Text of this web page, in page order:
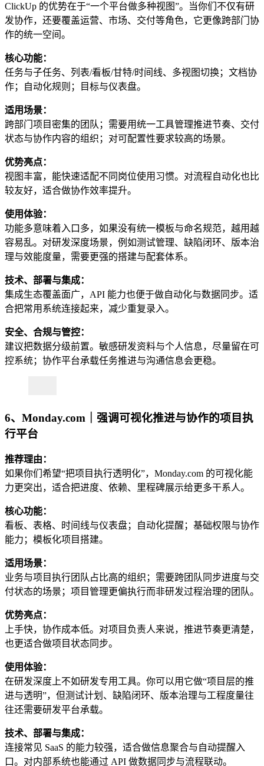
ClickUp 的优势在于“一个平台做多种视图”。当你们不仅有研
发协作，还要覆盖运营、市场、交付等角色，它更像跨部门协
作的统一空间。
核心功能：
任务与子任务、列表/看板/甘特/时间线、多视图切换；文档协
作；自动化规则；目标与仪表盘。
适用场景：
跨部门项目密集的团队；需要用统一工具管理推进节奏、交付
状态与协作内容的组织；对可配置性要求较高的场景。
优势亮点：
视图丰富，能快速适配不同岗位使用习惯。对流程自动化也比
较友好，适合做协作效率提升。
使用体验：
功能多意味着入口多，如果没有统一模板与命名规范，越用越
容易乱。对研发深度场景，例如测试管理、缺陷闭环、版本治
理与效能度量，需要更强的搭建与配套体系。
技术、部署与集成：
集成生态覆盖面广，API 能力也便于做自动化与数据同步。适
合把常用系统连接起来，减少重复录入。
安全、合规与管控：
建议把数据分级前置。敏感研发资料与个人信息，尽量留在可
控系统；协作平台承载任务推进与沟通信息会更稳。
6、Monday.com｜强调可视化推进与协作的项目执
行平台
推荐理由：
如果你们希望“把项目执行透明化”，Monday.com 的可视化能
力更突出，适合把进度、依赖、里程碑展示给更多干系人。
核心功能：
看板、表格、时间线与仪表盘；自动化提醒；基础权限与协作
能力；模板化项目搭建。
适用场景：
业务与项目执行团队占比高的组织；需要跨团队同步进度与交
付状态的场景；项目管理更偏执行而非研发过程治理的团队。
优势亮点：
上手快，协作成本低。对项目负责人来说，推进节奏更清楚，
也更适合做项目状态同步。
使用体验：
在研发深度上不如研发专用工具。你可以用它做“项目层的推
进与透明”，但测试计划、缺陷闭环、版本治理与工程度量往
往还需要研发平台承载。
技术、部署与集成：
连接常见 SaaS 的能力较强，适合做信息聚合与自动提醒入
口。对内部系统也能通过 API 做数据同步与流程联动。